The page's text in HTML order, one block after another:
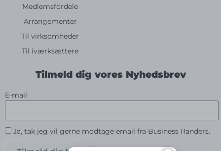
Medlemsfordele
Arrangementer
Til virksomheder
Til iværksættere
Tilmeld dig vores Nyhedsbrev
E-mail
Ja, tak jeg vil gerne modtage email fra Business Randers.